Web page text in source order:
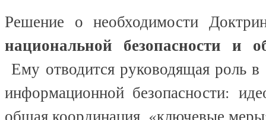
Решение о необходимости
национальной безопасности и
Ему отводится руководящая роль в
информационной безопасности:
общая координация, «ключевые